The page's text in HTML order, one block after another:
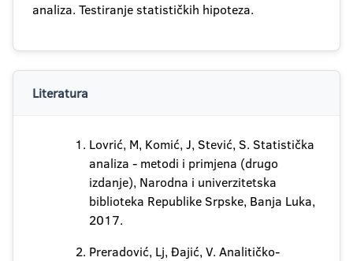
analiza. Testiranje statističkih hipoteza.
Literatura
Lovrić, M, Komić, J, Stević, S. Statistička
analiza - metodi i primjena (drugo
izdanje), Narodna i univerzitetska
biblioteka Republike Srpske, Banja Luka,
2017.
Preradović, Lj, Đajić, V. Analitičko-